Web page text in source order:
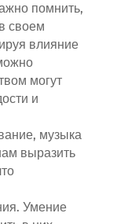
помнить,
своем
влияние
могут
и
музыка
выразить
Умение